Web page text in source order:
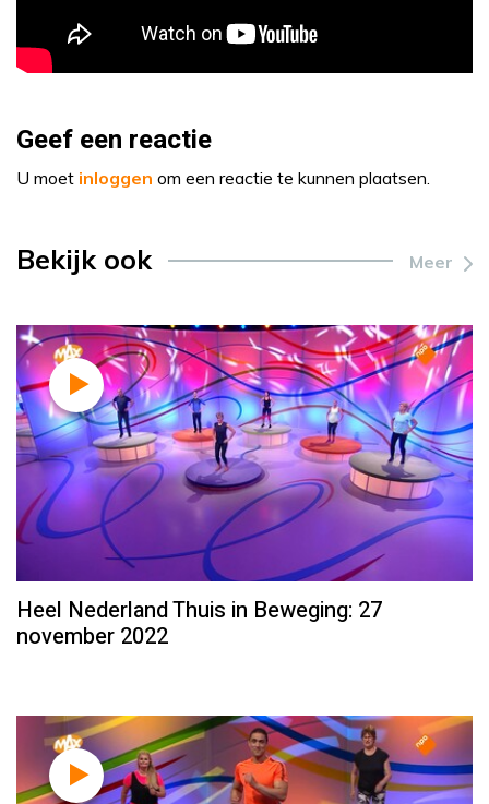
Geef een reactie
U moet inloggen om een reactie te kunnen plaatsen.
Bekijk ook Meer
Heel Nederland Thuis in Beweging: 27
november 2022